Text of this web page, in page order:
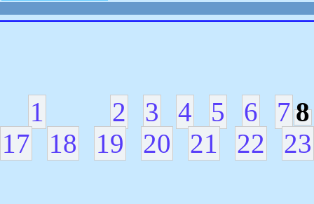
1 2 3 4 5 6 78
17
18 19 20 21 22 23